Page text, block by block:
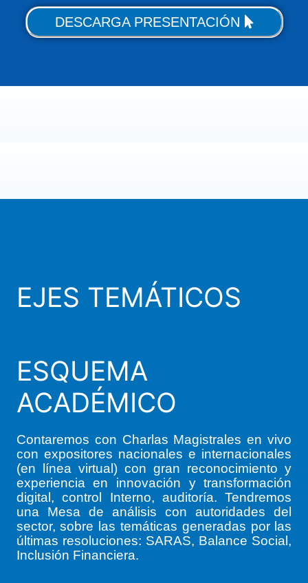
DESCARGA PRESENTACIÓN
EJES TEMÁTICOS
ESQUEMA
ACADÉMICO
Contaremos con Charlas Magistrales en vivo
con expositores nacionales e internacionales
(en línea virtual) con gran reconocimiento y
experiencia en innovación y transformación
digital, control Interno, auditoría. Tendremos
una Mesa de análisis con autoridades del
sector, sobre las temáticas generadas por las
últimas resoluciones: SARAS, Balance Social,
Inclusión Financiera.